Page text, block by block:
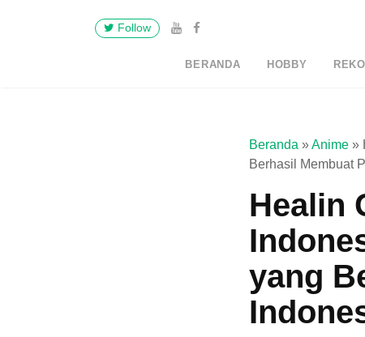
Follow
BERANDA HOBBY
Beranda »Anime »
Berhasil Membuat
Healin
yang